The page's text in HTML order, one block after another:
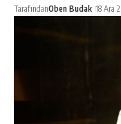
TarafındanOben Budak 18 Ara